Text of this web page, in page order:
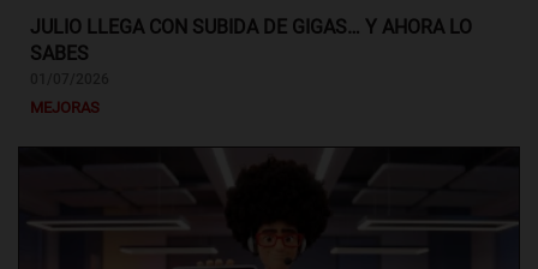
JULIO LLEGA CON SUBIDA DE GIGAS… Y AHORA LO
SABES
MEJORAS